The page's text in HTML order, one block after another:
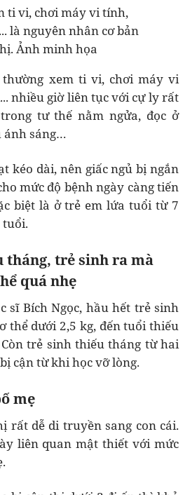
ti vi, chơi máy vi tính,
là nguyên nhân cơ bản
Ảnh minh họa
xem ti vi, chơi máy vi
nhiều giờ liên tục với cự ly rất
tư thế nằm ngửa, đọc ở
ánh sáng…
kéo dài, nên giấc ngủ bị ngắn
mức độ bệnh ngày càng tiến
biệt là ở trẻ em lứa tuổi từ 7
tuổi.
tháng, trẻ sinh ra mà
quá nhẹ
sĩ Bích Ngọc, hầu hết trẻ sinh
thể dưới 2,5 kg, đến tuổi thiếu
trẻ sinh thiếu tháng từ hai
cận từ khi học vỡ lòng.
mẹ
rất dễ di truyền sang con cái.
liên quan mật thiết với mức